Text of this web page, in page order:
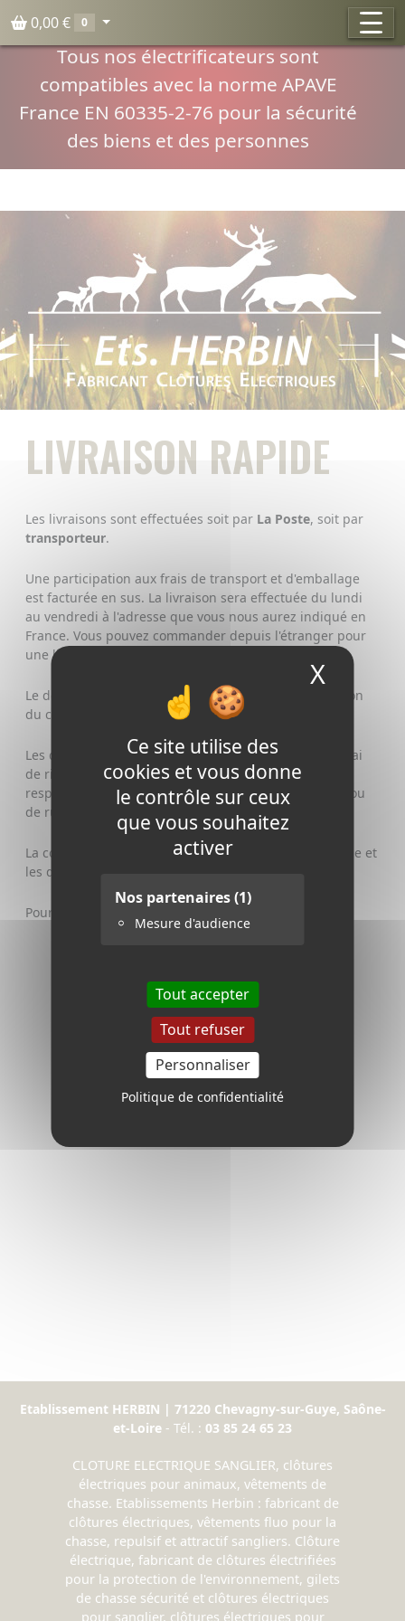
Panneau de gestion des cookies
Ce site utilise des
cookies et vous donne
le contrôle sur ceux
que vous souhaitez
activer
Nos partenaires(1)
Mesure d'audience
Tout accepter
Tout refuser
Personnaliser
Politique de confidentialité
X
Compatibilité normes APAVE
Tous nos électrificateurs sont
compatibles avec la norme APAVE
France EN 60335-2-76 pour la sécurité
des biens et des personnes
0,00 € 0
LIVRAISON RAPIDE
Les livraisons sont effectuées soit par La Poste, soit par
transporteur.
Une participation aux frais de transport et d'emballage
est facturée en sus. La livraison sera effectuée du lundi
au vendredi à l'adresse que vous nous aurez indiqué en
France. Vous pouvez commander depuis l'étranger pour
une livraison en France métropolitaine.
Le délai de livraison comprend le temps de préparation
du colis + le temps d'acheminement.
Les délais moyens indiqués ne constituent pas un délai
de rigueur etHerbin Entreprisene pourra voir sa
responsabilité engagée en cas de retard de livraison ou
de rupture de stock chez le fournisseur.
La commande ne sera traitée qu'à réception du chèque et
les délais annoncés partiront de ce moment-là.
Pour les DOM TOM ET LA CORSE,
Etablissement HERBIN | 71220 Chevagny-sur-Guye, Saône-
et-Loire - Tél. : 03 85 24 65 23
CLOTURE ELECTRIQUE SANGLIER, clôtures
électriques pour animaux, vêtements de
chasse. Etablissements Herbin : fabricant de
clôtures électriques, vêtements fluo pour la
chasse, repulsif et attractif sangliers. Clôture
électrique, fabricant de clôtures électrifiées
pour la protection de l'environnement, gilets
de chasse sécurité et clôtures électriques
pour sanglier, clôtures électriques pour